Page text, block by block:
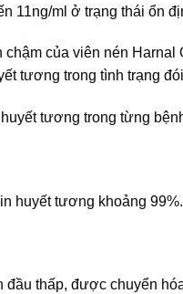
11ng/ml ở trạng thái ổn
của viên nén
tương trong tình trạng
tương trong từng
huyết tương khoảng
đầu thấp, được chuyển